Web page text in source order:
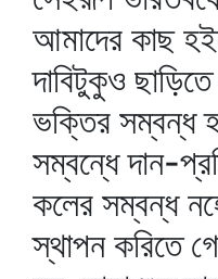
আমাদের কাছ
দাবিটুকুও
ভক্তির সম্বন্ধ
সম্বন্ধে দান-
কলের সম্বন্ধ
স্থাপন করিতে